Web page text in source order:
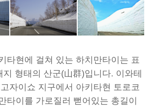
타현에 걸쳐 있는 하치만타이는 표
형태의 산군(山群)입니다. 이와테
자이쇼 지구에서 아키타현 토로코
타이를 가로질러 뻗어있는 총길이